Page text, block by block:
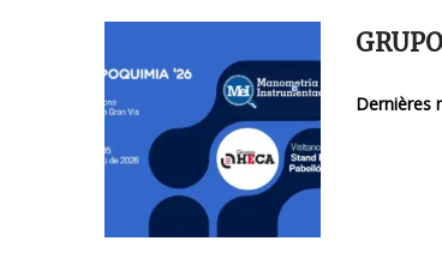
Dernières